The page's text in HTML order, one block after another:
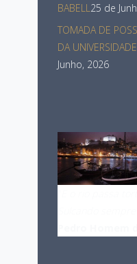
BABELL 25 de
TOMADA DE
DA
Junho, 2026